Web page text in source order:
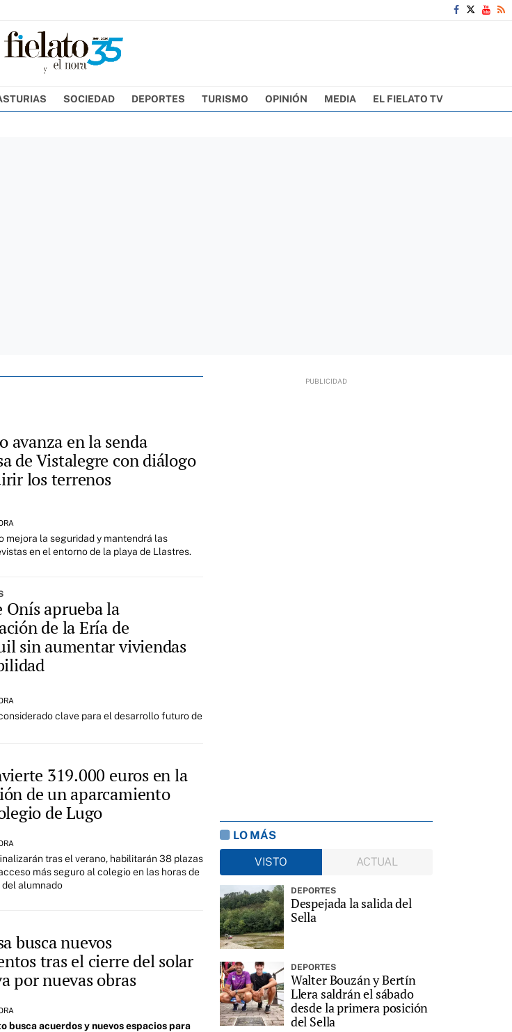
SOCIEDAD DEPORTES TURISMO OPINIÓN MEDIA EL FIELATO TV
avanza en la senda
de Vistalegre con diálogo
los terrenos
mejora la seguridad y mantendrá las
en el entorno de la playa de Llastres.
Onís aprueba la
de la Ería de
sin aumentar viviendas
clave para el desarrollo futuro de
319.000 euros en la
de un aparcamiento
de Lugo
tras el verano, habilitarán 38 plazas
más seguro al colegio en las horas de
alumnado
busca nuevos
tras el cierre del solar
por nuevas obras
busca acuerdos y nuevos espacios para
LO MÁS
VISTO
ACTUAL
DEPORTES
Despejada la salida del
Sella
DEPORTES
Walter Bouzán y Bertín
Llera saldrán el sábado
desde la primera posición
del Sella